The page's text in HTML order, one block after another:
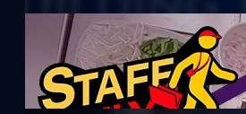
1 วันกับ เชฟกระติ๊บ กับอาชีพใน
ฝัน เชฟในเลานจ์การบินไทย
55.3k views 1 month ago